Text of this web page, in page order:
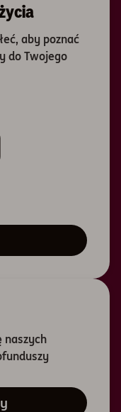
aby poznać
do Twojego
naszych